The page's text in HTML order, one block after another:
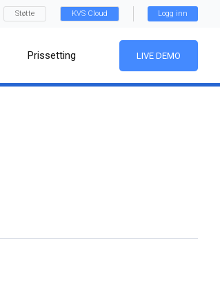
Støtte KVS Cloud Logg inn
Prissetting LIVE DEMO